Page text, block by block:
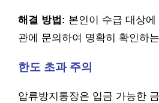
해결 방법: 본인이 수급 대상에
관에 문의하여 명확히 확인하
한도 초과 주의
압류방지통장은 입금 가능한